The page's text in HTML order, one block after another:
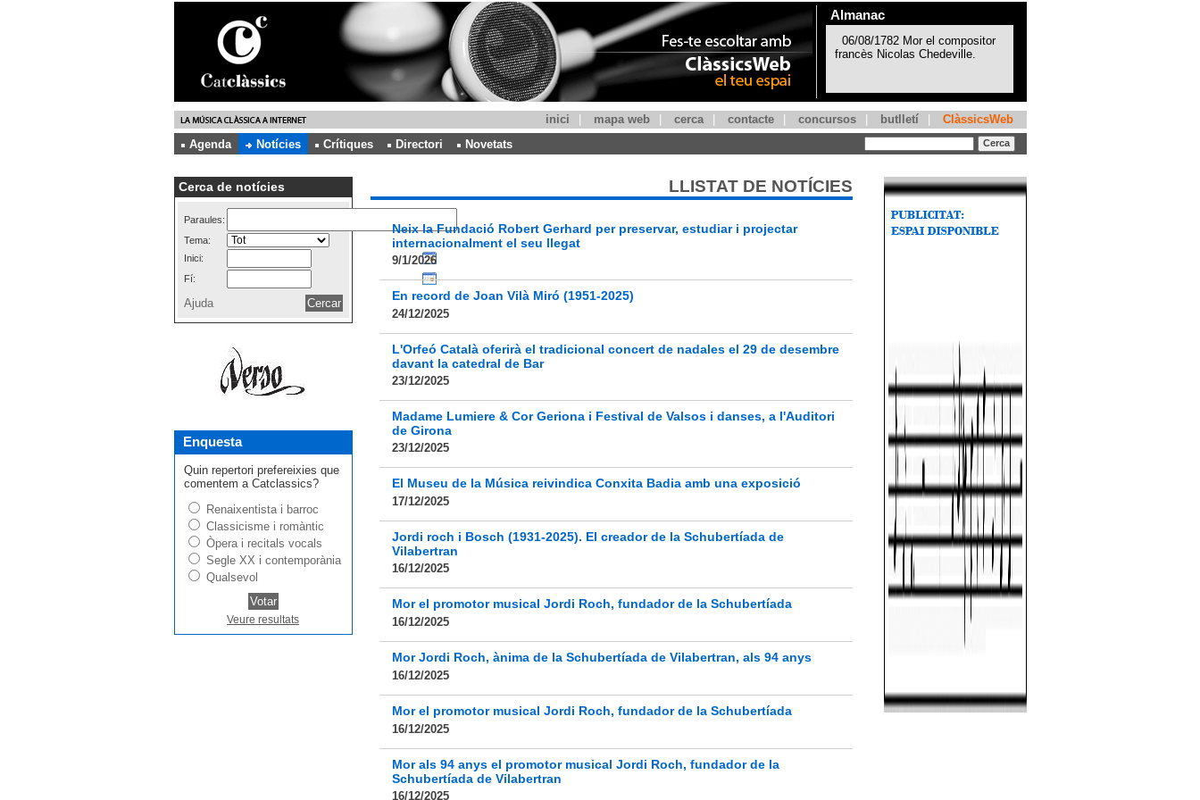
Almanac
inici mapa web cerca contacte concursos butlletí
ClàssicsWeb
Agenda
Notícies Crítiques Directori Novetats
Cerca de notícies
Paraules:
Tema:
Inici:
Fí:
Ajuda
Enquesta
Quin repertori prefereixies que
comentem a Catclassics?
Renaixentista i barroc
Classicisme i romàntic
Òpera i recitals vocals
Segle XX i contemporània
Qualsevol
Veure resultats
LLISTAT DE NOTÍCIES
Neix la Fundació Robert Gerhard per preservar, estudiar i projectar
internacionalment el seu llegat
9/1/2026
En record de Joan Vilà Miró (1951-2025)
24/12/2025
L'Orfeó Català oferirà el tradicional concert de nadales el 29 de desembre
davant la catedral de Bar
23/12/2025
Madame Lumiere & Cor Geriona i Festival de Valsos i danses, a l'Auditori
de Girona
23/12/2025
El Museu de la Música reivindica Conxita Badia amb una exposició
17/12/2025
Jordi roch i Bosch (1931-2025). El creador de la Schubertíada de
Vilabertran
16/12/2025
Mor el promotor musical Jordi Roch, fundador de la Schubertíada
16/12/2025
Mor Jordi Roch, ànima de la Schubertíada de Vilabertran, als 94 anys
16/12/2025
Mor el promotor musical Jordi Roch, fundador de la Schubertíada
16/12/2025
Mor als 94 anys el promotor musical Jordi Roch, fundador de la
Schubertíada de Vilabertran
16/12/2025